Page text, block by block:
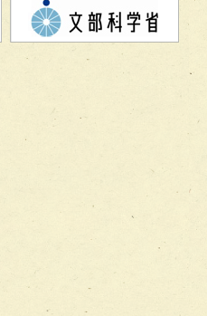
チーム】
法チーム】
に対する院内感染対策教育チーム】
機関と連携した小児リハビリテーショ
始める周術期リハビリテーションチー
ハビリテーションコンサルテーション
サポートチーム】